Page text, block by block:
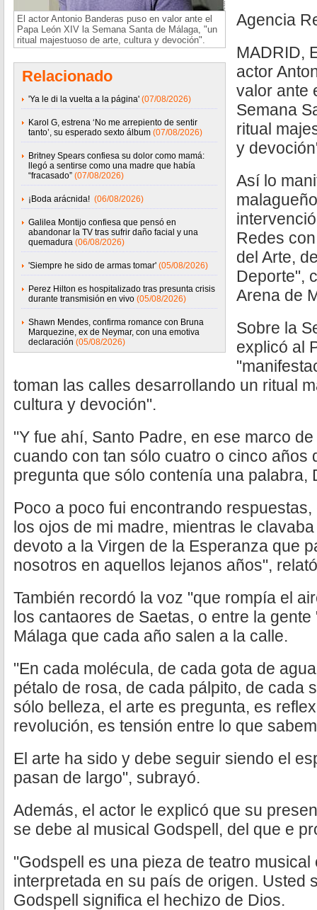
El actor Antonio Banderas puso en valor ante el
Papa León XIV la Semana Santa de Málaga, "un
ritual majestuoso de arte, cultura y devoción".
Relacionado
'Ya le di la vuelta a la página' (07/08/2026)
Karol G, estrena ‘No me arrepiento de sentir
tanto’, su esperado sexto álbum (07/08/2026)
Britney Spears confiesa su dolor como mamá:
llegó a sentirse como una madre que había
“fracasado” (07/08/2026)
¡Boda arácnida! (06/08/2026)
Galilea Montijo confiesa que pensó en
abandonar la TV tras sufrir daño facial y una
quemadura (06/08/2026)
'Siempre he sido de armas tomar' (05/08/2026)
Perez Hilton es hospitalizado tras presunta crisis
durante transmisión en vivo (05/08/2026)
Shawn Mendes, confirma romance con Bruna
Marquezine, ex de Neymar, con una emotiva
declaración (05/08/2026)
Agencia
MADRID,
actor
valor ante
Semana
ritual
y
Así lo
Redes
del Arte,
Deporte",
Arena de
Sobre la
explicó al
toman las calles desarrollando un ritual
cultura y devoción".
"Y fue ahí, Santo Padre, en ese marco
cuando con tan sólo cuatro o cinco años
pregunta que sólo contenía una palabra,
Poco a poco fui encontrando
los ojos de mi madre, mientras le
devoto a la Virgen de la Esperanza que
nosotros en aquellos lejanos años",
También recordó la voz "que rompía el
los cantaores de Saetas, o entre la
Málaga que cada año salen a la calle.
"En cada molécula, de cada gota de
pétalo de rosa, de cada pálpito, de cada
sólo belleza, el arte es pregunta, es
revolución, es tensión entre lo que
El arte ha sido y debe seguir siendo el
pasan de largo", subrayó.
Además, el actor le explicó que su
se debe al musical Godspell, del que e
"Godspell es una pieza de teatro
interpretada en su país de origen. Usted
Godspell significa el hechizo de Dios.